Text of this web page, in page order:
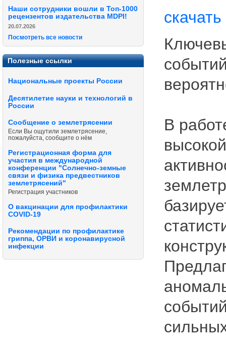
Наши сотрудники вошли в Топ-1000
рецензентов издательства MDPI!
20.07.2026
Посмотреть все новости
Полезные ссылки
Национальные проекты России
Десятилетие науки и технологий в
России
Сообщение о землетрясении
Если Вы ощутили землетрясение,
пожалуйста, сообщите о нём
Регистрационная форма для
участия в международной
конференции "Солнечно-земные
связи и физика предвестников
землетрясений"
Регистрация участников
О вакцинации для профилактики
COVID-19
Рекомендации по профилактике
гриппа, ОРВИ и коронавирусной
инфекции
скачать
В